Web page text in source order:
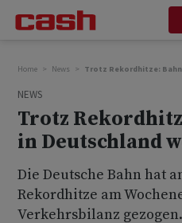
Home News Trotz Rekordhitze:
NEWS
Trotz
in Deutschland
Die Deutsche Bahn hat
Rekordhitze am
Verkehrsbilanz